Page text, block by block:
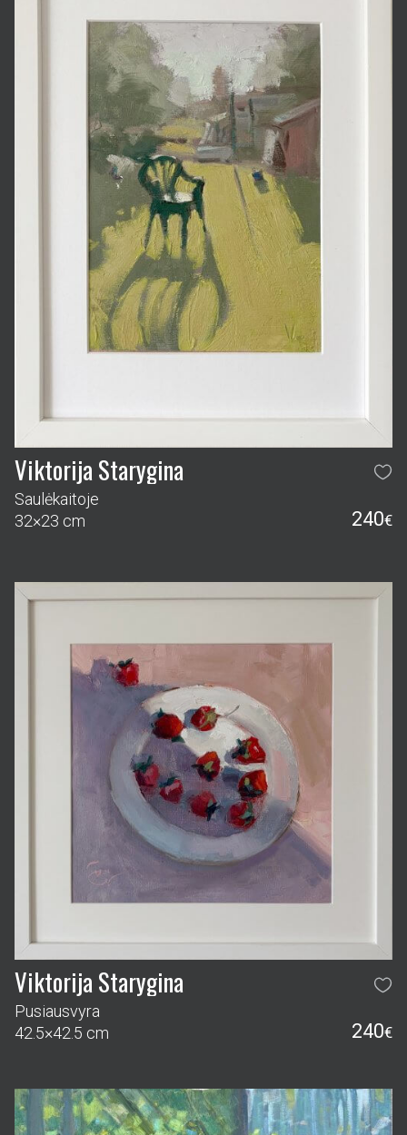
Viktorija Starygina
Saulėkaitoje
32×23 cm
240€
Viktorija Starygina
Pusiausvyra
42.5×42.5 cm
240€